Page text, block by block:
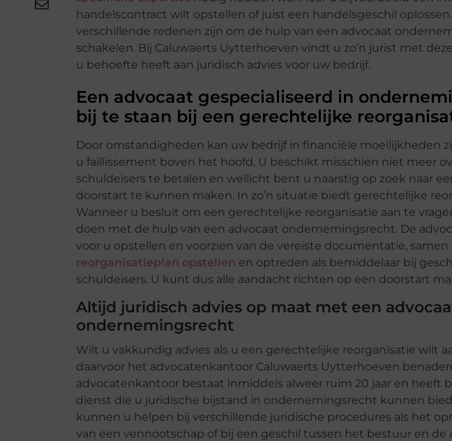
handelscontract wilt opstellen of juist een handelsgeschil
verschillende redenen zijn om de hulp van een advocaat
schakelen. Bij Caluwaerts Uytterhoeven vindt u zo’n jurist met
u behoefte heeft aan juridisch advies voor uw bedrijf.
Een advocaat gespecialiseerd in
bij te staan bij een gerechtelijke
Door omstandigheden kan uw bedrijf in financiële moeilijkheden
u faillissement boven het hoofd. U beschikt misschien niet meer
schuldeisers te betalen en wellicht bent u naarstig op zoek naar
doorstart te kunnen maken. In zo’n situatie biedt gerechtelijke
Wanneer u besluit om een gerechtelijke reorganisatie aan te
doen met de hulp van een advocaat ondernemingsrecht. De
voor u opstellen en voorzien van de vereiste documentatie, samen
reorganisatieplan opstellen en optreden als bemiddelaar bij
schuldeisers. U kunt dus alle aandacht richten op een doorstart
Altijd juridisch advies op maat met een
ondernemingsrecht
Wilt u vakkundig advies als u een gerechtelijke reorganisatie wilt
daarvoor het advocatenkantoor Caluwaerts Uytterhoeven
advocatenkantoor bestaat inmiddels alweer ruim 20 jaar en heeft
dienst die u juridische bijstand in ondernemingsrecht kunnen
kunnen u helpen bij verschillende juridische procedures als het
van een vennootschap of bij een geschil tussen het bestuur en de